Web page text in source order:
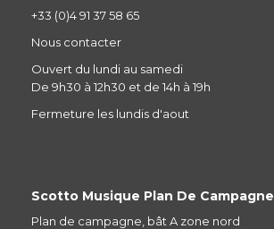
+33 (0)4 91 37 58 65
Nous contacter
Ouvert du lundi au samedi
De 9h30 à 12h30 et de 14h à 19h
Fermeture les lundis d'aout
Scotto Musique Plan De Campagne
Plan de campagne, bât A zone nord